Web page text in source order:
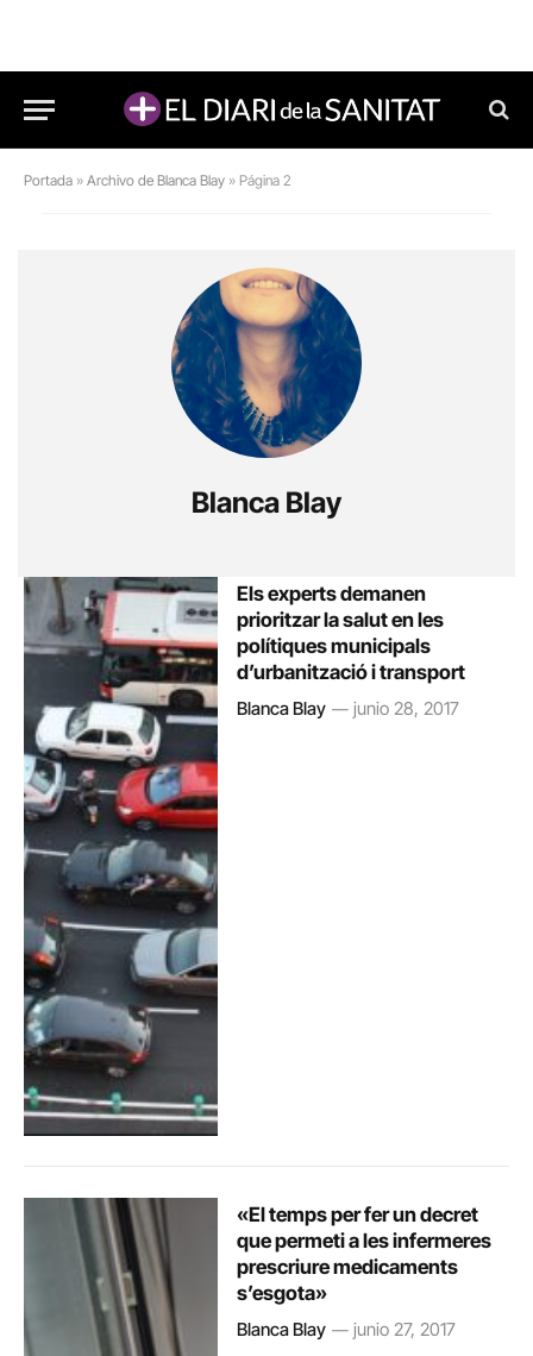
Portada » Archivo de Blanca Blay » Página 2
Blanca Blay
Els experts demanen
prioritzar la salut en les
polítiques municipals
d’urbanització i transport
Blanca Blay junio 28, 2017
«El temps per fer un decret
que permeti a les infermeres
prescriure medicaments
s’esgota»
Blanca Blay junio 27, 2017